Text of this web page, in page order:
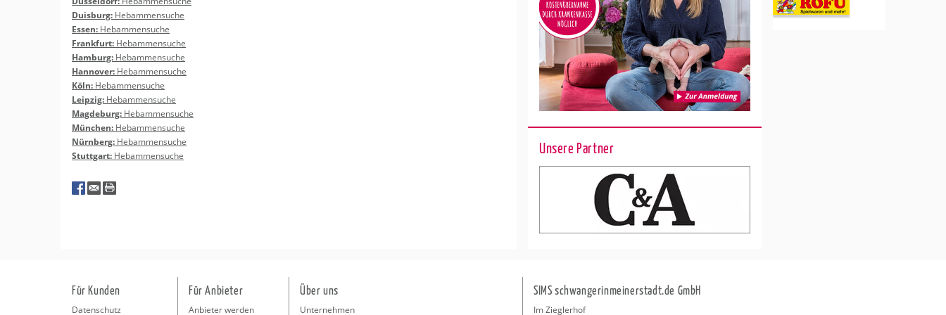
Duis­burg: Heb­am­men­su­che
Essen: Heb­am­men­su­che
Frank­furt: Heb­am­men­su­che
Ham­burg: Heb­am­men­su­che
Han­no­ver: Heb­am­men­su­che
Köln: Heb­am­men­su­che
Leip­zig: Heb­am­men­su­che
Mag­de­burg: Heb­am­men­su­che
Mün­chen: Heb­am­men­su­che
Nürn­berg: Heb­am­men­su­che
Stutt­gart: Heb­am­men­su­che Unsere Partner
Für Kunden
Datenschutz
Für Anbieter
Anbieter werden
Über uns
Unternehmen
SIMS schwangerinmeinerstadt.de GmbH
Im Zieglerhof